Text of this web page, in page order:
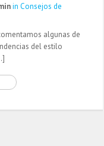
in Consejos de
algunas de
del estilo